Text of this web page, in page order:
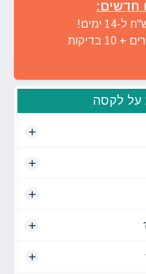
חדשים:
סריקת אתר + 3 מאמרים + 10 בדיקות
על לקסה